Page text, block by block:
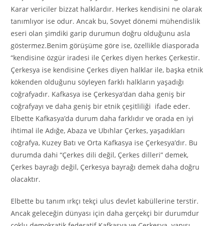
Karar vericiler bizzat halklardır. Herkes kendisini ne olarak
tanımlıyor ise odur. Ancak bu, Sovyet dönemi mühendislik
eseri olan şimdiki garip durumun doğru olduğunu asla
göstermez.Benim görüşüme göre ise, özellikle diasporada
“kendisine özgür iradesi ile Çerkes diyen herkes Çerkestir.
Çerkesya ise kendisine Çerkes diyen halklar ile, başka etnik
kökenden olduğunu söyleyen farklı halkların yaşadığı
coğrafyadır. Kafkasya ise Çerkesya’dan daha geniş bir
coğrafyayı ve daha geniş bir etnik çeşitliliği ifade eder.
Elbette Kafkasya’da durum daha farklıdır ve orada en iyi
ihtimal ile Adığe, Abaza ve Ubıhlar Çerkes, yaşadıkları
coğrafya, Kuzey Batı ve Orta Kafkasya ise Çerkesya’dır. Bu
durumda dahi “Çerkes dili değil, Çerkes dilleri” demek,
Çerkes bayrağı değil, Çerkesya bayrağı demek daha doğru
olacaktır.
Elbette bu tanım ırkçı tekçi ulus devlet kabüllerine terstir.
Ancak geleceğin dünyası için daha gerçekçi bir durumdur